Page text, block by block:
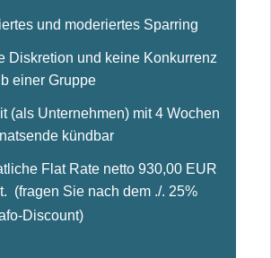
und moderiertes Sparring
Diskretion und keine Konkurrenz
einer Gruppe
(als Unternehmen) mit 4 Wochen
kündbar
Flat Rate netto 930,00 EUR
(fragen Sie nach dem ./. 25%
Discount)